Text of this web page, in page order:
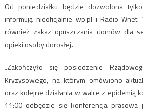
Od poniedziałku będzie dozwolona
informują nieoficjalnie wp.pl i Radio Wnet.
również zakaz opuszczania domów dla
opieki osoby dorosłej.
„Zakończyło się posiedzenie
Kryzysowego, na którym omówiono
oraz kolejne działania w walce z epidemią
11:00 odbędzie się konferencja prasowa